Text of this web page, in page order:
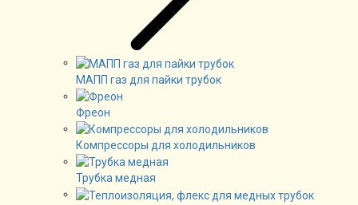
МАПП газ для пайки трубок
Фреон
Компрессоры для холодильников
Трубка медная